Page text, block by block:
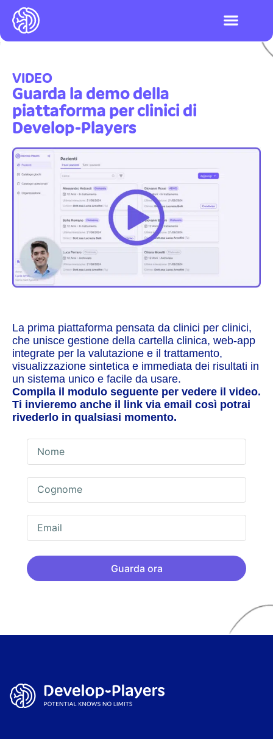
VIDEO
Guarda la demo della
piattaforma per clinici di
Develop-Players
La prima piattaforma pensata da clinici per clinici,
che unisce gestione della cartella clinica, web-app
integrate per la valutazione e il trattamento,
visualizzazione sintetica e immediata dei risultati in
un sistema unico e facile da usare.
Compila il modulo seguente per vedere il video.
Ti invieremo anche il link via email così potrai
rivederlo in qualsiasi momento.
Guarda ora